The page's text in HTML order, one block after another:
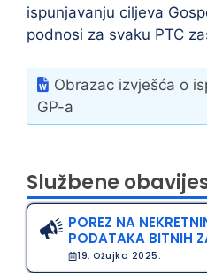
ispunjavanju ciljeva
podnosi za svaku PTC
Obrazac izvješća o
GP-a
Službene
POREZ NA
PODATAKA BITNIH
19. Ožujka 2025.